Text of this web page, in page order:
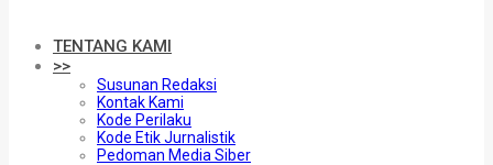
TENTANG KAMI
>>
Susunan Redaksi
Kontak Kami
Kode Perilaku
Kode Etik Jurnalistik
Pedoman Media Siber